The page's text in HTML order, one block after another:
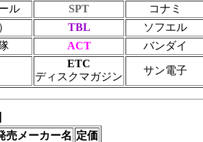
ル SPT コナミ
TBL ソフエル
ACT バンダイ
ETC
ディスクマガジン
サン電子
売メーカー名 定価